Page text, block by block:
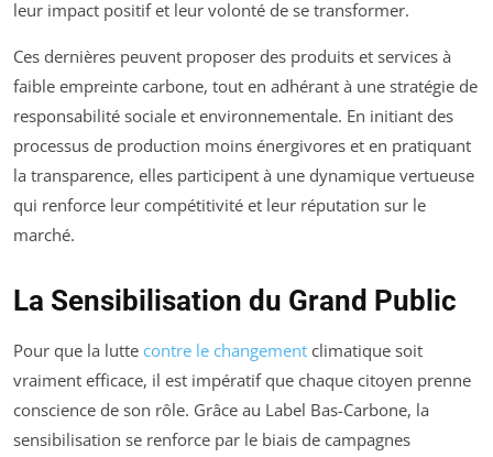
leur impact positif et leur volonté de se transformer.
Ces dernières peuvent proposer des produits et services à
faible empreinte carbone, tout en adhérant à une stratégie de
responsabilité sociale et environnementale. En initiant des
processus de production moins énergivores et en pratiquant
la transparence, elles participent à une dynamique vertueuse
qui renforce leur compétitivité et leur réputation sur le
marché.
La Sensibilisation du Grand Public
Pour que la lutte contre le changement climatique soit
vraiment efficace, il est impératif que chaque citoyen prenne
conscience de son rôle. Grâce au Label Bas-Carbone, la
sensibilisation se renforce par le biais de campagnes